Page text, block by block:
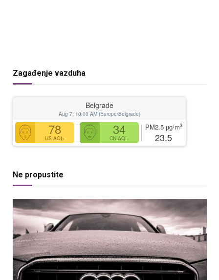
Zagađenje vazduha
Belgrade
Aug 7, 10:00 AM (Europe/Belgrade)
78
US AQI+
34
CN AQI+
PM2.5 µg/m3
23.5
Ne propustite